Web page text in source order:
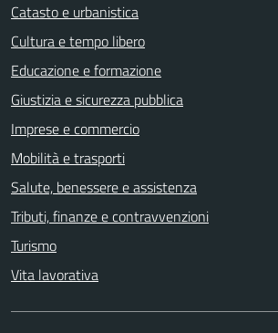
Catasto e urbanistica
Cultura e tempo libero
Educazione e formazione
Giustizia e sicurezza pubblica
Imprese e commercio
Mobilità e trasporti
Salute, benessere e assistenza
Tributi, finanze e contravvenzioni
Turismo
Vita lavorativa